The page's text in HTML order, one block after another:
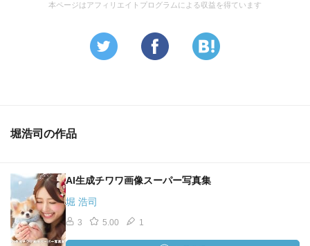
本ページはアフィリエイトプログラムによる収益を得ています
堀浩司の作品
AI生成チワワ画像スーパー写真集
堀 浩司
3 5.00 1